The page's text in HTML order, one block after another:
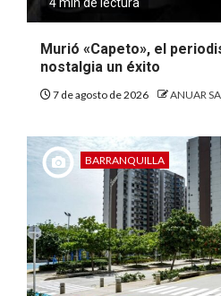
4 min de lectura
Murió «Capeto», el
nostalgia un éxito
7 de agosto de 2026 ANUAR
BARRANQUILLA